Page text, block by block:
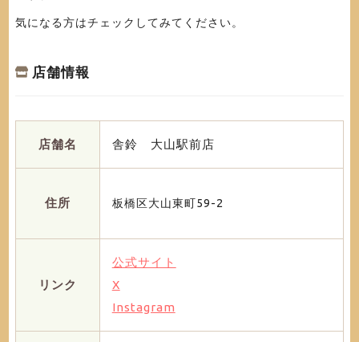
気になる方はチェックしてみてください。
店舗情報
店舗名 舎鈴 大山駅前店
住所 板橋区大山東町59-2
リンク
公式サイト
X
Instagram